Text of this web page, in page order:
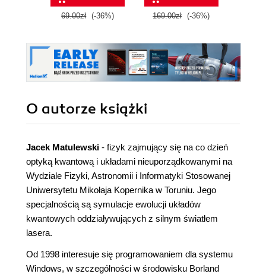
69.00zł (-36%)
zaawansowanych
technologiach
169.00zł (-36%)
O autorze książki
Jacek Matulewski - fizyk zajmujący się na co dzień
optyką kwantową i układami nieuporządkowanymi na
Wydziale Fizyki, Astronomii i Informatyki Stosowanej
Uniwersytetu Mikołaja Kopernika w Toruniu. Jego
specjalnością są symulacje ewolucji układów
kwantowych oddziaływujących z silnym światłem
lasera.
Od 1998 interesuje się programowaniem dla systemu
Windows, w szczególności w środowisku Borland